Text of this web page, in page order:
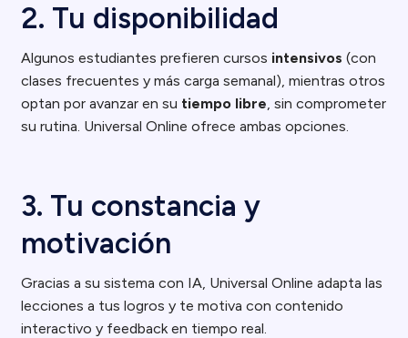
2. Tu disponibilidad
Algunos estudiantes prefieren cursos intensivos (con
clases frecuentes y más carga semanal), mientras otros
optan por avanzar en su tiempo libre, sin comprometer
su rutina. Universal Online ofrece ambas opciones.
3. Tu constancia y
motivación
Gracias a su sistema con IA, Universal Online adapta las
lecciones a tus logros y te motiva con contenido
interactivo y feedback en tiempo real.